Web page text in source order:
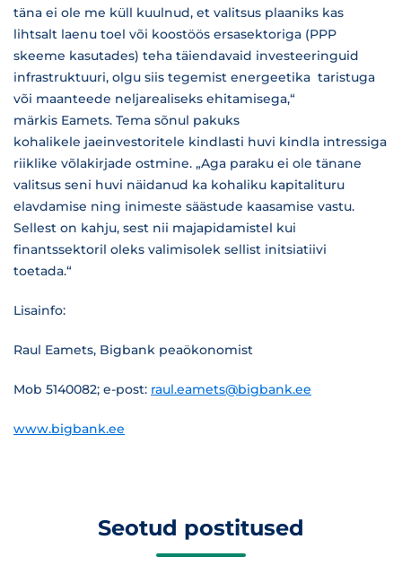
täna ei ole me küll kuulnud, et valitsus plaaniks kas
lihtsalt laenu toel või koostöös ersasektoriga (PPP
skeeme kasutades) teha täiendavaid investeeringuid
infrastruktuuri, olgu siis tegemist energeetika taristuga
või maanteede neljarealiseks ehitamisega,“
märkis Eamets. Tema sõnul pakuks
kohalikele jaeinvestoritele kindlasti huvi kindla intressiga
riiklike võlakirjade ostmine. „Aga paraku ei ole tänane
valitsus seni huvi näidanud ka kohaliku kapitalituru
elavdamise ning inimeste säästude kaasamise vastu.
Sellest on kahju, sest nii majapidamistel kui
finantssektoril oleks valimisolek sellist initsiatiivi
toetada.“
Lisainfo:
Raul Eamets, Bigbank peaökonomist
Mob 5140082; e-post: raul.eamets@bigbank.ee
www.bigbank.ee
Seotud postitused